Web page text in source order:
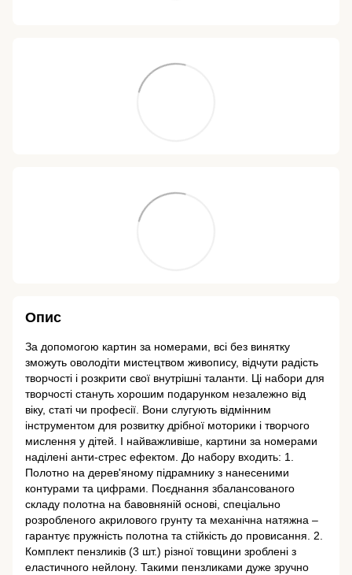
Опис
За допомогою картин за номерами, всі без винятку
зможуть оволодіти мистецтвом живопису, відчути радість
творчості і розкрити свої внутрішні таланти. Ці набори для
творчості стануть хорошим подарунком незалежно від
віку, статі чи професії. Вони слугують відмінним
інструментом для розвитку дрібної моторики і творчого
мислення у дітей. І найважливіше, картини за номерами
наділені анти-стрес ефектом. До набору входить: 1.
Полотно на дерев'яному підрамнику з нанесеними
контурами та цифрами. Поєднання збалансованого
складу полотна на бавовняній основі, спеціально
розробленого акрилового грунту та механічна натяжна –
гарантує пружність полотна та стійкість до провисання. 2.
Комплект пензликів (3 шт.) різної товщини зроблені з
еластичного нейлону. Такими пензликами дуже зручно